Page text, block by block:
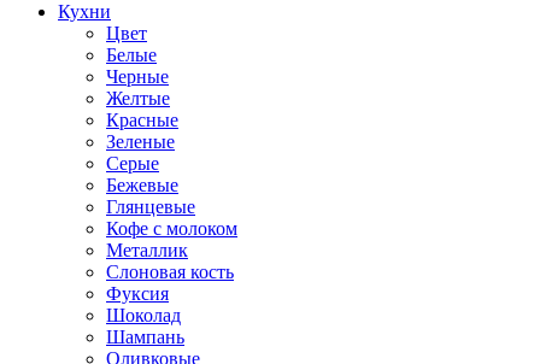
Кухни
Цвет
Белые
Черные
Желтые
Красные
Зеленые
Серые
Бежевые
Глянцевые
Кофе с молоком
Металлик
Слоновая кость
Фуксия
Шоколад
Шампань
Оливковые